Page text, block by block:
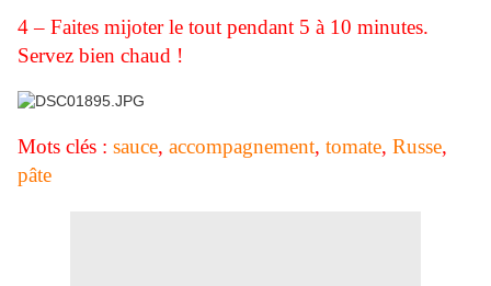
4 – Faites mijoter le tout pendant 5 à 10 minutes.
Servez bien chaud !
Mots clés : sauce, accompagnement, tomate, Russe,
pâte